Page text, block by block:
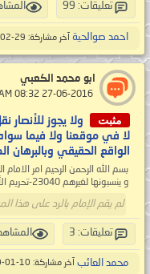
تعليقات: 99
احمد صوالحية آخر مشاركة: 29-02-2020,
ابو محمد الكعبي
مثبت
ولا يجوز للأنصار
لا في موقعنا ولا فيما
الواقع الحقيقي وبالبرهان
بسم الله الرحمن الرحیم امر الامام
و ینسبونها لغیرهم 23040-تحريم الأكاذيب والافتراء...
لم يقم الإمام بالرد على هذا
تعليقات: 3 المشاهدات:
محمد العائب آخر مشاركة: 10-01-2020,